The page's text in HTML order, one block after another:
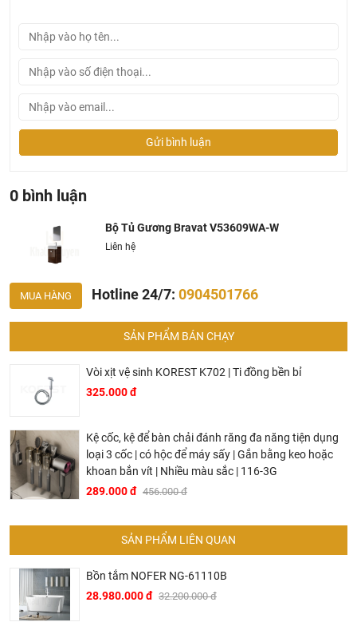
Ở đâu mua tủ gương Bravat chính hãng và giá rẻ nhất ?
Khalinguyen.vn là đơn vị cung cấp sản phẩm
Bravat chính thức và chính hãng tại Việt Nam, chúng tôi
cam kết các sản phẩm
Hiện tại chúng tôi có rất nhiềuchương trình khuyến
mãihấp dẫn, để biết chi tiết vui lòng chat hoặc gọi điện
vào hotline để được tư vấn chi tiết
Gửi bình luận
0 bình luận
Bộ Tủ Gương Bravat V53609WA-W
Liên hệ
MUA HÀNG Hotline 24/7: 0904501766
SẢN PHẨM BÁN CHẠY
Vòi xịt vệ sinh KOREST K702 | Ti đồng bền bỉ
325.000 đ
Kệ cốc, kệ để bàn chải đánh răng đa năng tiện dụng
loại 3 cốc | có hộc để máy sấy | Gắn bằng keo hoặc
khoan bắn vít | Nhiều màu sắc | 116-3G
289.000 đ 456.000 đ
SẢN PHẨM LIÊN QUAN
Bồn tắm NOFER NG-61110B
28.980.000 đ 32.200.000 đ